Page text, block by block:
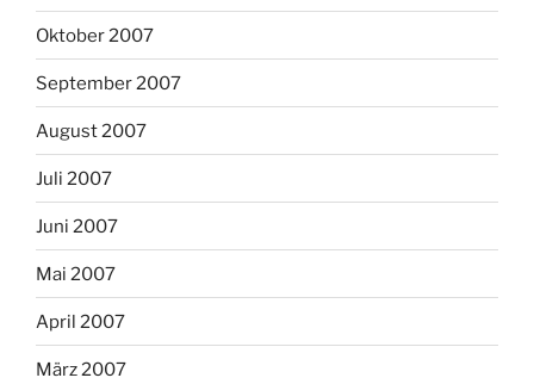
Oktober 2007
September 2007
August 2007
Juli 2007
Juni 2007
Mai 2007
April 2007
März 2007